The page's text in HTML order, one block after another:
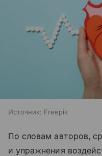
Источник: Freepik
По словам авторов,
и упражнения